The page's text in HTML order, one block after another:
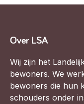
Over LSA
Wij zijn het
bewoners. We
bewoners die hun
schouders onder